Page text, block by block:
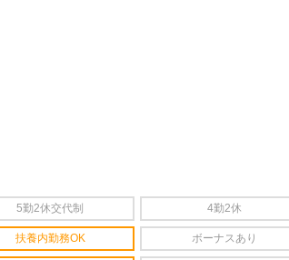
5勤2休交代制 4勤2休
扶養内勤務OK ボーナスあり